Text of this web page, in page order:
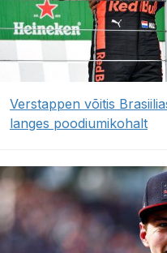
Verstappen võitis
langes poodiumikohalt